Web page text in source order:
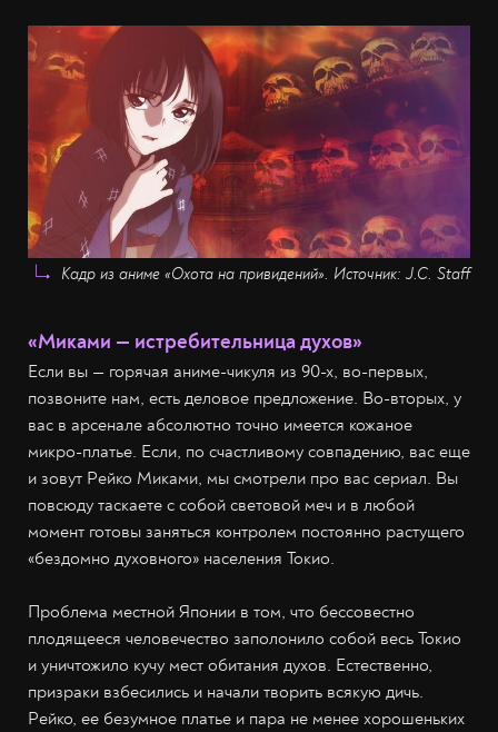
Кадр из аниме «Охота на привидений». Источник: J.C. Staff
«Миками — истребительница духов»
Если вы — горячая аниме-чикуля из 90-х, во-первых,
позвоните нам, есть деловое предложение. Во-вторых, у
вас в арсенале абсолютно точно имеется кожаное
микро-платье. Если, по счастливому совпадению, вас еще
и зовут Рейко Миками, мы смотрели про вас сериал. Вы
повсюду таскаете с собой световой меч и в любой
момент готовы заняться контролем постоянно растущего
«бездомно духовного» населения Токио.
Проблема местной Японии в том, что бессовестно
плодящееся человечество заполонило собой весь Токио
и уничтожило кучу мест обитания духов. Естественно,
призраки взбесились и начали творить всякую дичь.
Рейко, ее безумное платье и пара не менее хорошеньких